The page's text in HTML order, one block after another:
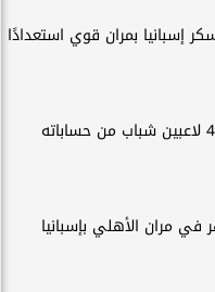
إسبانيا بمران قوي استعدادًا
الزمالك يستبعد 4 لاعبين شباب من حساباته
مران الأهلي بإسبانيا